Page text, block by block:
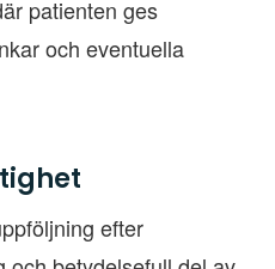
patienten ges
och eventuella
efter